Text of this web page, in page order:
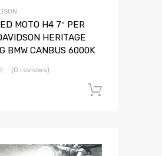
MOTO H4 7″ PER
HERITAGE
BMW CANBUS 6000K
(0 reviews)